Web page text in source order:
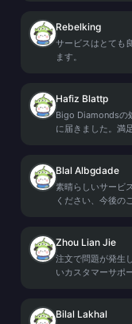
Rebelking
サービスはとても
ます。
Hafiz Blattp
Bigo Diamondsの
に届きました。満
Blal Albgdade
素晴らしいサービ
ください、今後の
Zhou Lian Jie
注文で問題が発生
いカスタマーサポ
Bilal Lakhal